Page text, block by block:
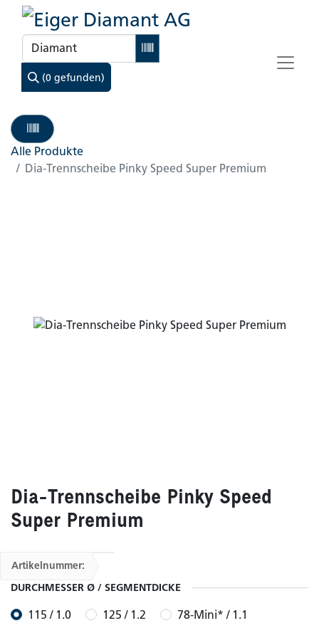
(0 gefunden)
Alle Produkte
Dia-Trennscheibe Pinky Speed Super Premium
Dia-Trennscheibe Pinky Speed
Super Premium
Artikelnummer:
DURCHMESSER Ø / SEGMENTDICKE
115 / 1.0 125 / 1.2 78-Mini* / 1.1